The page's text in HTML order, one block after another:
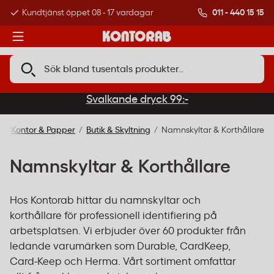
Kundtjänst öppet 08 - 17 vardagar Över 500 000
011 - 440 15 15
Svalkande dryck 99:-
Kontor & Papper Butik & Skyltning Namnskyltar & Korthållare
Namnskyltar & Korthållare
Hos Kontorab hittar du namnskyltar och
korthållare för professionell identifiering på
arbetsplatsen. Vi erbjuder över 60 produkter från
ledande varumärken som Durable, CardKeep,
Card-Keep och Herma. Vårt sortiment omfattar